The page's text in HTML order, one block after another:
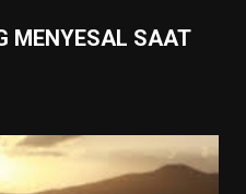
MENYESAL SAAT